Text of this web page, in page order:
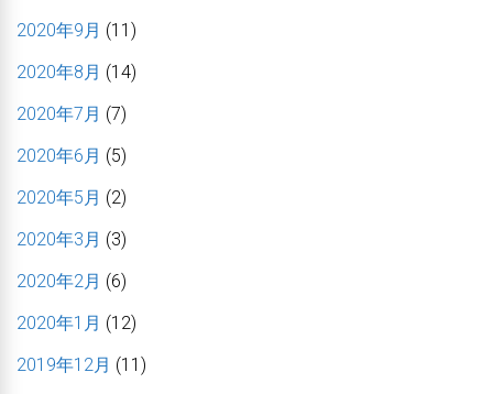
2020年9月 (11)
2020年8月 (14)
2020年7月 (7)
2020年6月 (5)
2020年5月 (2)
2020年3月 (3)
2020年2月 (6)
2020年1月 (12)
2019年12月 (11)